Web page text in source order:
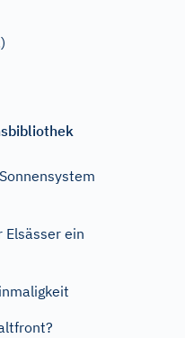
Elsässer ein